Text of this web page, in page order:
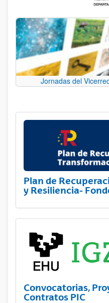
Jornadas del
Plan de
y Resiliencia-
Convocatorias,
Contratos PIC